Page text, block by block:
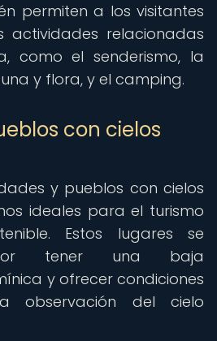
permiten a los visitantes
relacionadas
como el senderismo, la
y flora, y el camping.
con cielos
y pueblos con cielos
ideales para el turismo
Estos lugares se
tener una baja
y ofrecer condiciones
observación del cielo